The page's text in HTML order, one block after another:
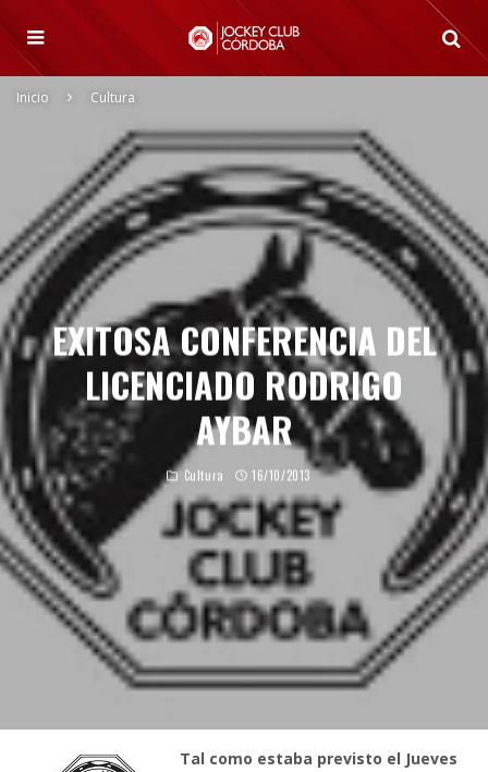
Inicio Cultura
EXITOSA CONFERENCIA DEL
LICENCIADO RODRIGO
AYBAR
Cultura 16/10/2013
Tal como estaba previsto el Jueves